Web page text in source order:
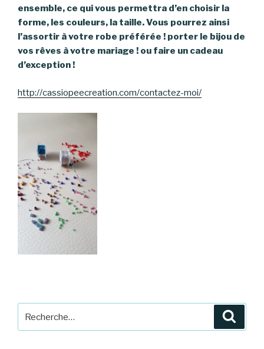
ensemble, ce qui vous permettra d’en choisir la
forme, les couleurs, la taille. Vous pourrez ainsi
l’assortir à votre robe préférée ! porter le bijou de
vos rêves à votre mariage ! ou faire un cadeau
d’exception !
http://cassiopeecreation.com/contactez-moi/